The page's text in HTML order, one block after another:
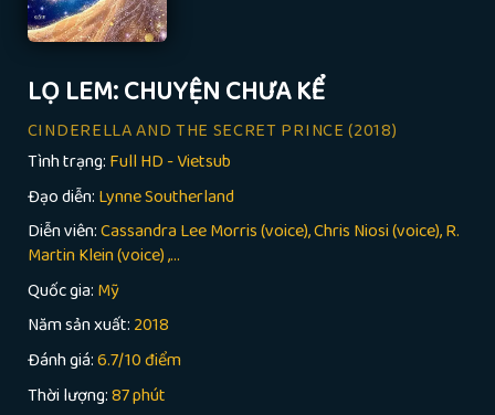
LỌ LEM: CHUYỆN CHƯA KỂ
CINDERELLA AND THE SECRET PRINCE (2018)
Tình trạng: Full HD - Vietsub
Đạo diễn: Lynne Southerland
Diễn viên:Cassandra Lee Morris (voice), Chris Niosi (voice), R.
Martin Klein (voice) ,...
Quốc gia: Mỹ
Năm sản xuất: 2018
Đánh giá:6.7/10 điểm
Thời lượng:87 phút